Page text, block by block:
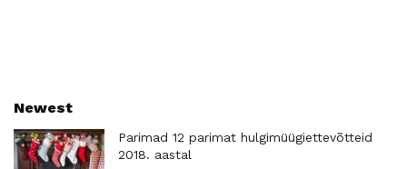
Newest
Parimad 12 parimat hulgimüügiettevõtteid
2018. aastal